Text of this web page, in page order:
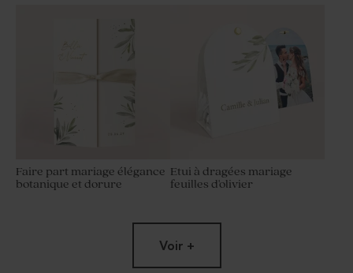
Faire part mariage élégance
botanique et dorure
Etui à dragées mariage
feuilles d'olivier
Voir +